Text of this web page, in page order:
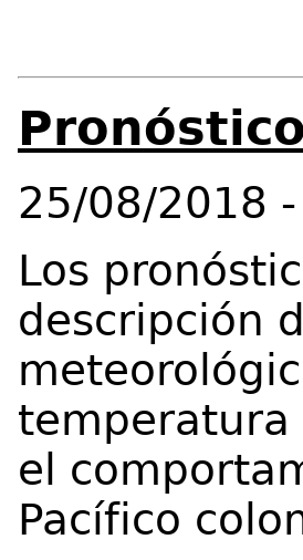
25/08/2018
Los
descripción
temperatura
el
Pacífico